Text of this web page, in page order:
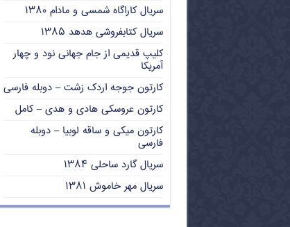
سریال کاراگاه شمسی و مادام ۱۳۸۰
سریال کتابفروشی هدهد ۱۳۸۵
کلیپ قدیمی از جام جهانی نود و چهار
آمریکا
کارتون جوجه اردک زشت – دوبله فارسی
کارتون عروسکی هادی و هدی – کامل
کارتون میکی و ساقه لوبیا – دوبله
فارسی
سریال گارد ساحلی ۱۳۸۴
سریال مهر خاموش ۱۳۸۱